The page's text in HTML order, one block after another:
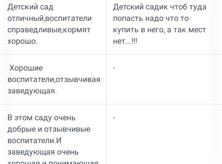
Детский сад
отличный,воспитатели
справедливые,кормят
хорошо.
Детский садик чтоб туда
попасть надо что то
купить в него, а так мест
нет...!!!
Хорошие
воспитатели,отзывчивая
заведующая.
-
В этом саду очень
добрые и отзывчивые
воспитатели.И
заведующая очень
-